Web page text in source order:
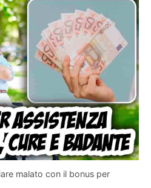
malato con il bonus per